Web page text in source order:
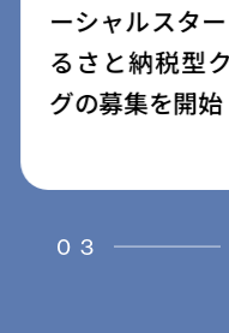
会起業家加速
択事業者によ
受付開始
03